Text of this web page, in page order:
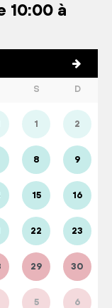
10:00 à
S D
1 2
8 9
15 16
22 23
29 30
5 6